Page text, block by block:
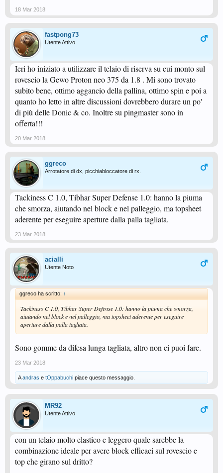
18 Mar 2018
fastpong73
Utente Attivo
Ieri ho iniziato a utilizzare il telaio di riserva su cui monto sul
rovescio la Gewo Proton neo 375 da 1.8 . Mi sono trovato
subito bene, ottimo aggancio della pallina, ottimo spin e poi a
quanto ho letto in altre discussioni dovrebbero durare un po'
di più delle Donic & co. Inoltre su pingmaster sono in
offerta!!!
20 Mar 2018
ggreco
Arrotatore di dx, picchiabloccatore di rx.
Tackiness C 1.0, Tibhar Super Defense 1.0: hanno la piuma
che smorza, aiutando nel block e nel palleggio, ma topsheet
aderente per eseguire aperture dalla palla tagliata.
23 Mar 2018
acialli
Utente Noto
ggreco ha scritto: ↑
Tackiness C 1.0, Tibhar Super Defense 1.0: hanno la piuma che smorza,
aiutando nel block e nel palleggio, ma topsheet aderente per eseguire
aperture dalla palla tagliata.
Sono gomme da difesa lunga tagliata, altro non ci puoi fare.
23 Mar 2018
Aandras e tOppabuchi piace questo messaggio.
MR92
Utente Attivo
con un telaio molto elastico e leggero quale sarebbe la
combinazione ideale per avere block efficaci sul rovescio e
top che girano sul dritto?